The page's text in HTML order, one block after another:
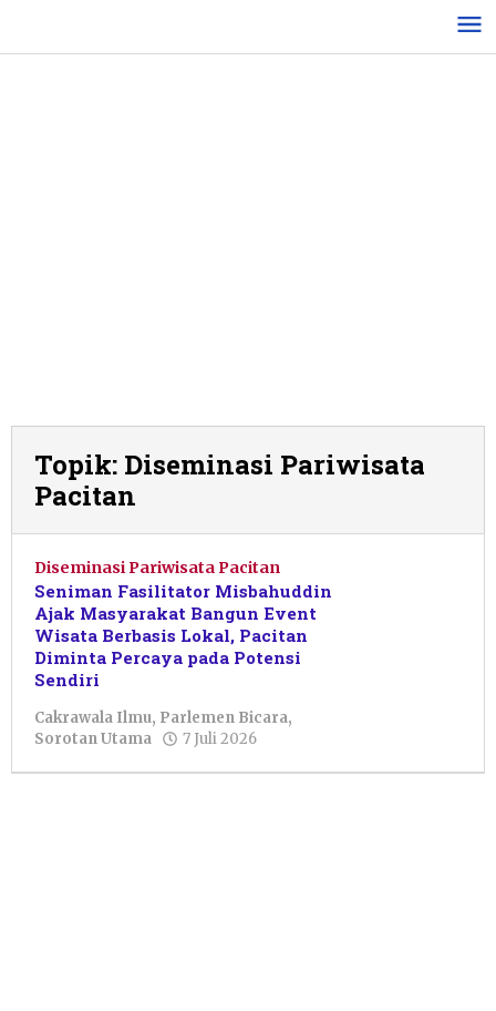
konten
Topik: Diseminasi Pariwisata
Pacitan
Diseminasi Pariwisata Pacitan
Seniman Fasilitator Misbahuddin
Ajak Masyarakat Bangun Event
Wisata Berbasis Lokal, Pacitan
Diminta Percaya pada Potensi
Sendiri
Cakrawala Ilmu, Parlemen Bicara,
Sorotan Utama
7 Juli 2026
Azizah